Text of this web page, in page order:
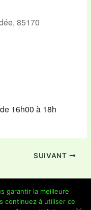
85170
16h00 à 18h
SUIVANT
garantir la meilleure
continuez à utiliser ce